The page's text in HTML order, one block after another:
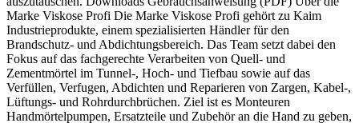
Marke Viskose Profi Die Marke Viskose Profi gehört zu Kaim
Industrieprodukte, einem spezialisierten Händler für den
Brandschutz- und Abdichtungsbereich. Das Team setzt dabei den
Fokus auf das fachgerechte Verarbeiten von Quell- und
Zementmörtel im Tunnel-, Hoch- und Tiefbau sowie auf das
Verfüllen, Verfugen, Abdichten und Reparieren von Zargen, Kabel-,
Lüftungs- und Rohrdurchbrüchen. Ziel ist es Monteuren
Handmörtelpumpen, Ersatzteile und Zubehör an die Hand zu geben,